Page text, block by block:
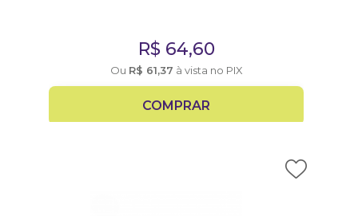
R$ 64,60
Ou R$ 61,37 à vista no PIX
COMPRAR